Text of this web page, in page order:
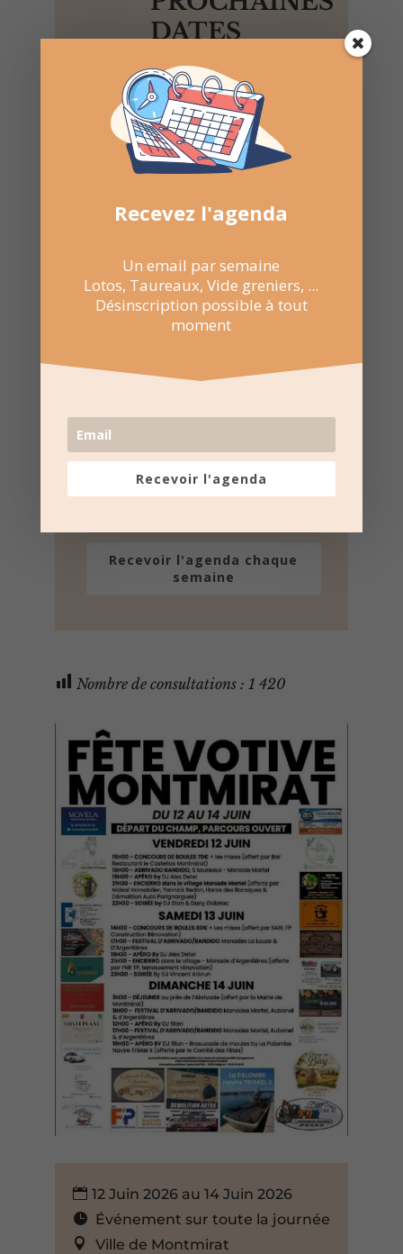
DATES
Suivez lapage Facebook
pour recevoir un résumé
une fois par semaine.
Lotos, Taureaux, Marchés de Noël, ...
Désinscription possible à tout moment
Recevoir l'agenda chaque
semaine
Nombre de consultations : 1 420
12 Juin 2026 au 14 Juin 2026
Événement sur toute la journée
Ville de Montmirat
Recevez l'agenda
Un email par semaine
Lotos, Taureaux, Vide greniers, ...
Désinscription possible à tout
moment
Recevoir l'agenda